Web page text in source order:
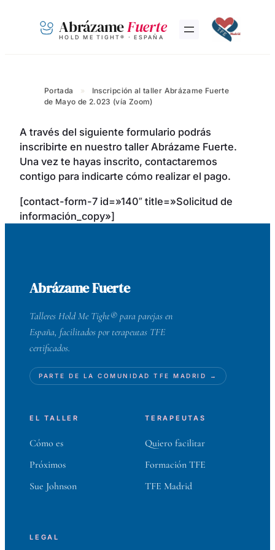
AbrázameFuerte
HOLD ME TIGHT® · ESPAÑA
Portada »
Inscripción al taller Abrázame Fuerte
de Mayo de 2.023 (vía Zoom)
A través del siguiente formulario podrás
inscribirte en nuestro taller Abrázame Fuerte.
Una vez te hayas inscrito, contactaremos
contigo para indicarte cómo realizar el pago.
[contact-form-7 id=»140″ title=»Solicitud de
información_copy»]
Abrázame Fuerte
Talleres Hold Me Tight® para parejas en
España, facilitados por terapeutas TFE
certificados.
PARTE DE LA COMUNIDAD TFE MADRID →
EL TALLER
Cómo es
Próximos
Sue Johnson
TERAPEUTAS
Quiero facilitar
Formación TFE
TFE Madrid
LEGAL